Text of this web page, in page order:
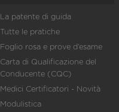
La patente di guida
Tutte le pratiche
Foglio rosa e prove d’esame
Carta di Qualificazione del
Conducente (CQC)
Medici Certificatori - Novità
Modulistica